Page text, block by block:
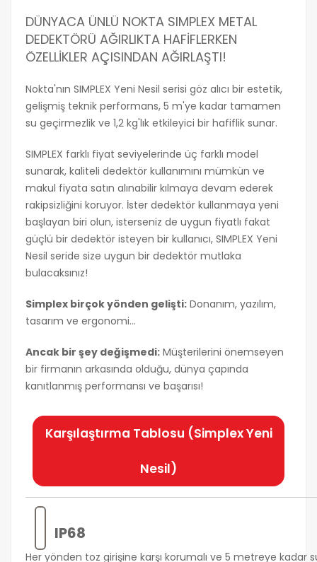
DÜNYACA ÜNLÜ NOKTA SIMPLEX METAL
DEDEKTÖRÜ AĞIRLIKTA HAFİFLERKEN
ÖZELLİKLER AÇISINDAN AĞIRLAŞTI!
Nokta'nın SIMPLEX Yeni Nesil serisi göz alıcı bir estetik,
gelişmiş teknik performans, 5 m'ye kadar tamamen
su geçirmezlik ve 1,2 kg'lık etkileyici bir hafiflik sunar.
SIMPLEX farklı fiyat seviyelerinde üç farklı model
sunarak, kaliteli dedektör kullanımını mümkün ve
makul fiyata satın alınabilir kılmaya devam ederek
rakipsizliğini koruyor. İster dedektör kullanmaya yeni
başlayan biri olun, isterseniz de uygun fiyatlı fakat
güçlü bir dedektör isteyen bir kullanıcı, SIMPLEX Yeni
Nesil seride size uygun bir dedektör mutlaka
bulacaksınız!
Simplex birçok yönden gelişti: Donanım, yazılım,
tasarım ve ergonomi...
Ancak bir şey değişmedi: Müşterilerini önemseyen
bir firmanın arkasında olduğu, dünya çapında
kanıtlanmış performansı ve başarısı!
Karşılaştırma Tablosu (Simplex Yeni
Nesil)
IP68
Her yönden toz girişine karşı korumalı ve 5 metreye kadar